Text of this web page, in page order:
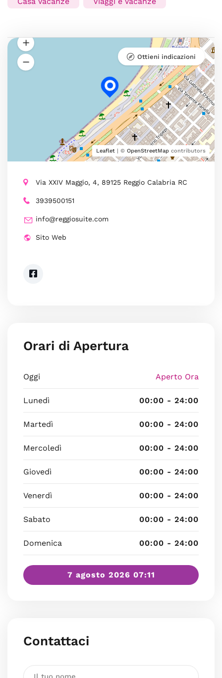
Leaflet | © OpenStreetMap contributors
Ottieni indicazioni
Via XXIV Maggio, 4, 89125 Reggio Calabria RC
3939500151
info@reggiosuite.com
Sito Web
Orari di Apertura
Oggi Aperto Ora
Lunedì 00:00 - 24:00
Martedì 00:00 - 24:00
Mercoledì 00:00 - 24:00
Giovedì 00:00 - 24:00
Venerdì 00:00 - 24:00
Sabato 00:00 - 24:00
Domenica 00:00 - 24:00
7 agosto 2026 07:11
Contattaci